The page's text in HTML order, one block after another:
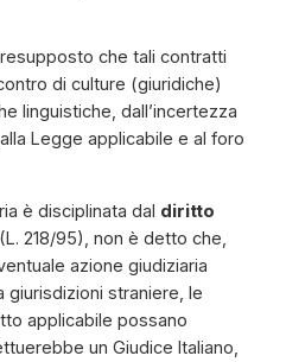
che tali contratti
di culture (giuridiche)
linguistiche, dall’incertezza
Legge applicabile e al foro
è disciplinata dal diritto
(L. 218/95), non è detto che,
azione giudiziaria
straniere, le
applicabile possano
un Giudice Italiano,